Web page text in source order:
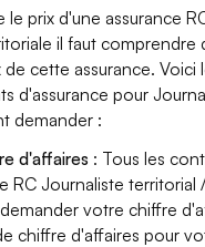
le prix d'une assurance
il faut comprendre
cette assurance. Voici
d'assurance pour
demander :
d'affaires : Tous les
RC Journaliste territorial
votre chiffre
chiffre d'affaires pour